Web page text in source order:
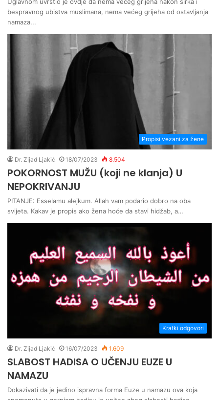
bespravnog ubistva muslimana, nema većeg grijeha od ostavljanja
namaza...
Propisi vezani za žene
Dr. Zijad Ljakić 18/07/2023 8.504
POKORNOST MUŽU (koji ne klanja) U
NEPOKRIVANJU
PITANJE: Esselamu alejkum. Allah vam podario dobro na oba
svijeta. Kakav je propis ako žena hoće da stavi hidžab, a…
Kratki odgovori
Dr. Zijad Ljakić 16/07/2023 1.609
SLABOST HADISA O UČENJU EUZE U
NAMAZU
Dokazivati da je jedino ispravna forma Euze u namazu ova koja